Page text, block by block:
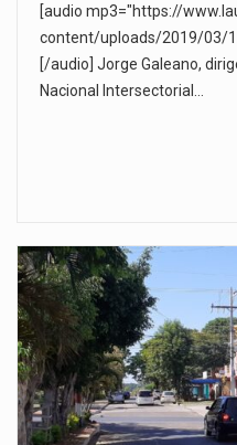
[audio mp3="https://
content/uploads/2019/03/
[/audio] Jorge Galeano,
Nacional Intersectorial…